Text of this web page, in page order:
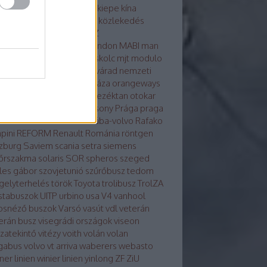
karsan kiepe kína
közlekedés
LAZ
london MABI man
miskolc mjt modulo
Nagyvárad nemzeti
nyíregyháza orangeways
Orosz busznevezéktan otokar
Pozsony Prága praga
Rába-LISTRába-MVGrába-volvo Rafako
REFORM Renault Románia röntgen
Saviem scania setra siemens
solaris SOR spheros szeged
gábor szovjetunió szűrőbusz tedom
törökToyota trolibusz TrolZA
UITP urbino usa V4 vanhool
buszokVarsó vasút vdlveterán
busz visegrádi országokviseon
vitézyvoith volán volan
volvo vt arriva waberers webasto
linien winier linien yinlong ZF ZiU